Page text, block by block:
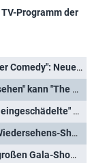
Programm der
Mario Barth feiert die "Legenden der Comedy": Neue RTL-Show mit Schröder, Schneider, Lück und Co.
"RTL Samstag Nacht - Das Wiedersehen" kann "The Masked Singer" nicht das Wasser abgraben
"RTL Samstag Nacht": Das "gefickt eingeschädelte" Wiedersehen
"RTL Samstag Nacht": Termin für Wiedersehens-Show steht fest
"RTL Samstag Nacht": Details zur großen Gala-Show mit Hugo Egon Balder